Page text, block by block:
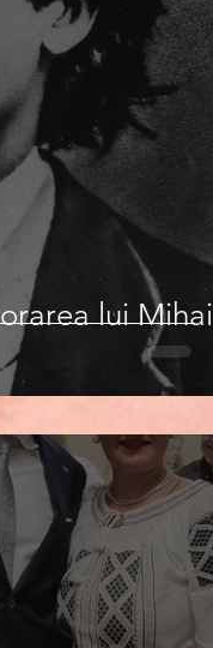
lui Mihai